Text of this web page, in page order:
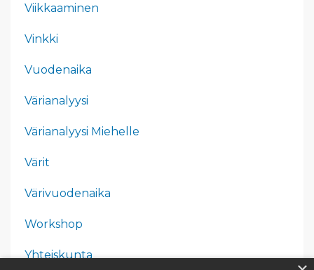
Viikkaaminen
Vinkki
Vuodenaika
Värianalyysi
Värianalyysi Miehelle
Värit
Värivuodenaika
Workshop
Yhteiskunta